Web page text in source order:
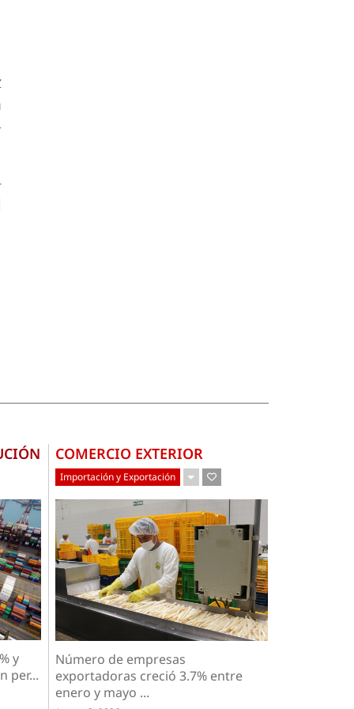
y
per...
COMERCIO EXTERIOR
Importación y Exportación
Número de empresas
exportadoras creció 3.7% entre
enero y mayo ...